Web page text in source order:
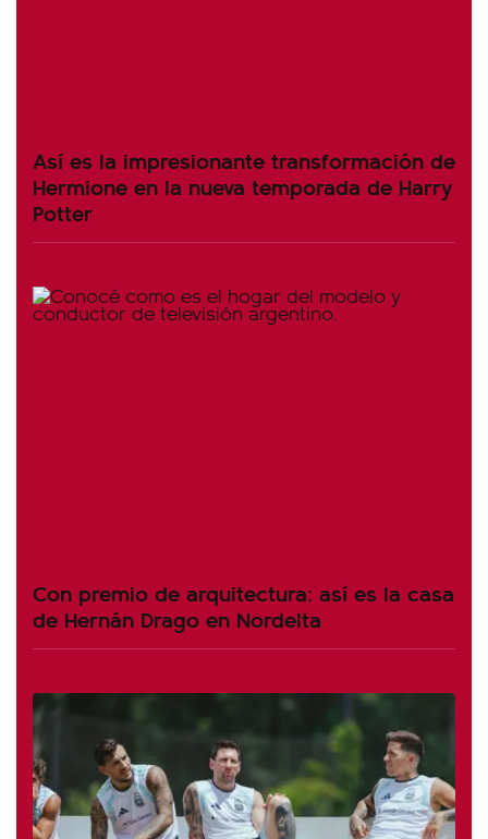
Así es la impresionante transformación de
Hermione en la nueva temporada de Harry
Potter
Con premio de arquitectura: así es la casa
de Hernán Drago en Nordelta